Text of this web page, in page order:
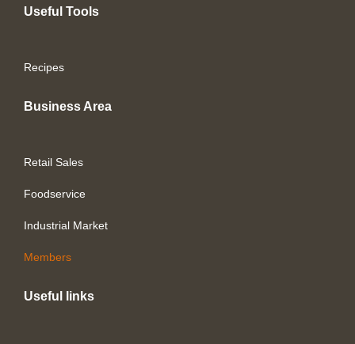
Useful Tools
Recipes
Business Area
Retail Sales
Foodservice
Industrial Market
Members
Useful links